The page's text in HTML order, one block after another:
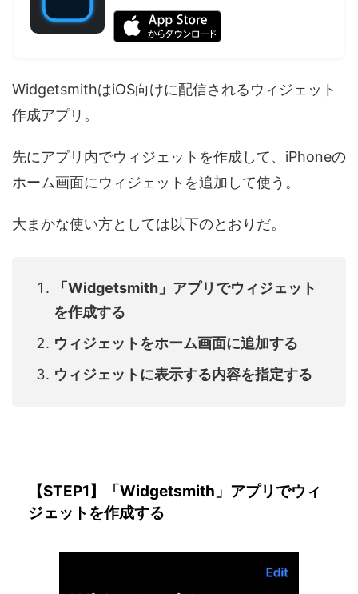
WidgetsmithはiOS向けに配信されるウィジェット
作成アプリ。
先にアプリ内でウィジェットを作成して、iPhoneの
ホーム画面にウィジェットを追加して使う。
大まかな使い方としては以下のとおりだ。
「Widgetsmith」アプリでウィジェット
を作成する
ウィジェットをホーム画面に追加する
ウィジェットに表示する内容を指定する
【STEP1】「Widgetsmith」アプリでウィ
ジェットを作成する